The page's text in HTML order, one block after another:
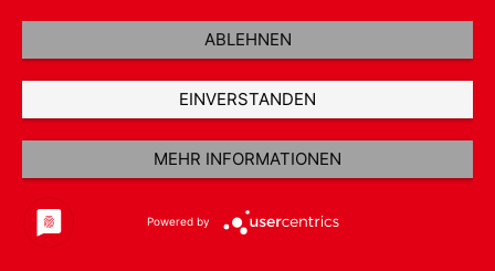
ABLEHNEN
EINVERSTANDEN
MEHR INFORMATIONEN
Powered by